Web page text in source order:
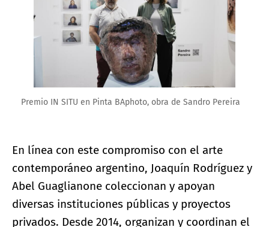
Premio IN SITU en Pinta BAphoto, obra de Sandro Pereira
En línea con este compromiso con el arte
contemporáneo argentino, Joaquín Rodríguez y
Abel Guaglianone coleccionan y apoyan
diversas instituciones públicas y proyectos
privados. Desde 2014, organizan y coordinan el